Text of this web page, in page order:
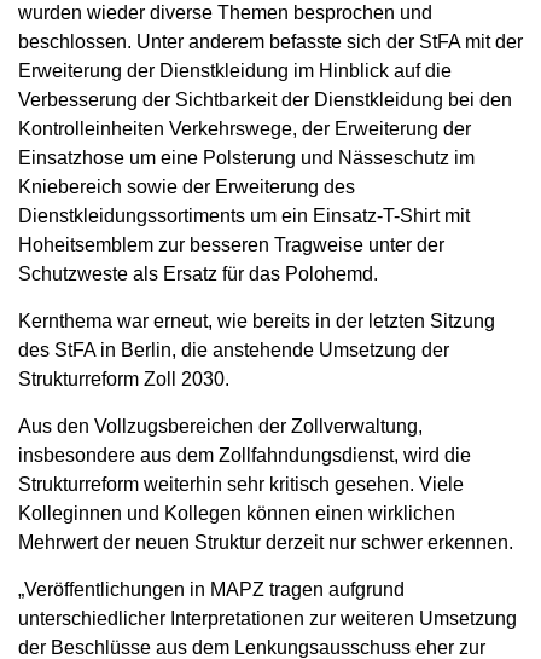
wurden wieder diverse Themen besprochen und
beschlossen. Unter anderem befasste sich der StFA mit der
Erweiterung der Dienstkleidung im Hinblick auf die
Verbesserung der Sichtbarkeit der Dienstkleidung bei den
Kontrolleinheiten Verkehrswege, der Erweiterung der
Einsatzhose um eine Polsterung und Nässeschutz im
Kniebereich sowie der Erweiterung des
Dienstkleidungssortiments um ein Einsatz-T-Shirt mit
Hoheitsemblem zur besseren Tragweise unter der
Schutzweste als Ersatz für das Polohemd.
Kernthema war erneut, wie bereits in der letzten Sitzung
des StFA in Berlin, die anstehende Umsetzung der
Strukturreform Zoll 2030.
Aus den Vollzugsbereichen der Zollverwaltung,
insbesondere aus dem Zollfahndungsdienst, wird die
Strukturreform weiterhin sehr kritisch gesehen. Viele
Kolleginnen und Kollegen können einen wirklichen
Mehrwert der neuen Struktur derzeit nur schwer erkennen.
„Veröffentlichungen in MAPZ tragen aufgrund
unterschiedlicher Interpretationen zur weiteren Umsetzung
der Beschlüsse aus dem Lenkungsausschuss eher zur